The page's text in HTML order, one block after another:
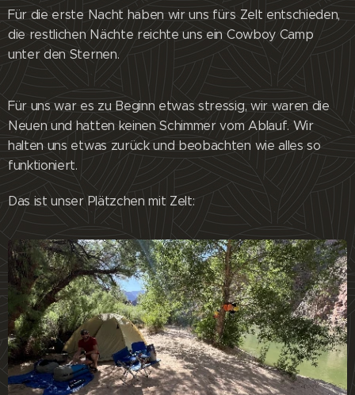
Für die erste Nacht haben wir uns fürs Zelt entschieden,
die restlichen Nächte reichte uns ein Cowboy Camp
unter den Sternen.
Für uns war es zu Beginn etwas stressig, wir waren die
Neuen und hatten keinen Schimmer vom Ablauf. Wir
halten uns etwas zurück und beobachten wie alles so
funktioniert.
Das ist unser Plätzchen mit Zelt: